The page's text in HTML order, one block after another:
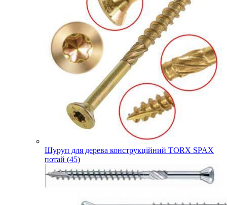
Шуруп для дерева конструкційний TORX SPAX
потай (45)